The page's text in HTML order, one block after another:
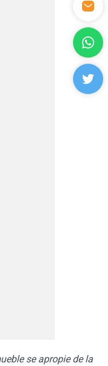
se apropie de la